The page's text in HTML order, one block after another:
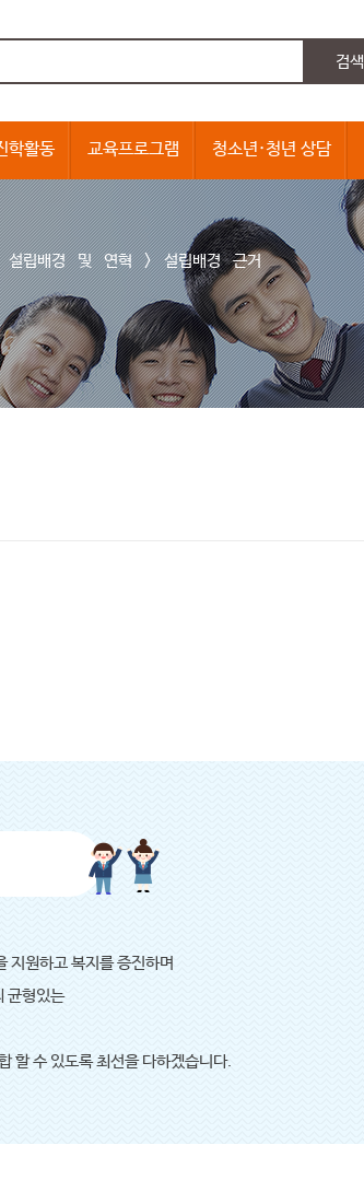
학활동 교육프로그램 청소년·청년 상담
설립배경 및 연혁>설립배경 근거
지원하고 복지를 증진하며
균형있는
할 수 있도록 최선을 다하겠습니다.